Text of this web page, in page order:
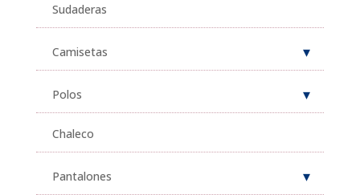
Sudaderas
Camisetas
Polos
Chaleco
Pantalones